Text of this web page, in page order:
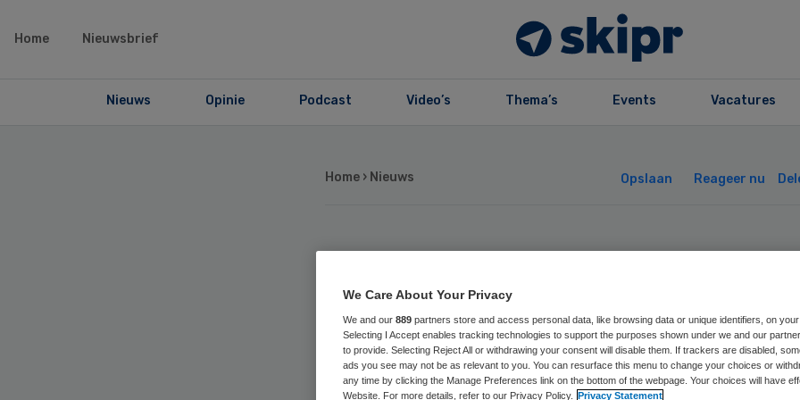
Home Nieuwsbrief
Nieuws Opinie Podcast Video’s Thema’s Events Vacatures
Home › Nieuws Opslaan Reageer nu
Operatiekamers
Heerlen dicht door
brand
We Care About Your Privacy
We and our 889 partners store and access personal data, like browsing data or unique identifiers, on
Selecting I Accept enables tracking technologies to support the purposes shown under we and our
to provide. Selecting Reject All or withdrawing your consent will disable them. If trackers are disabled,
ads you see may not be as relevant to you. You can resurface this menu to change your choices or
any time by clicking the Manage Preferences link on the bottom of the webpage. Your choices will have
Website. For more details, refer to our Privacy Policy. Privacy Statement